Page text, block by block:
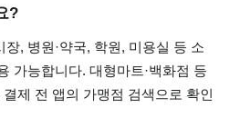
?
, 병원·약국, 학원, 미용실 등 소
가능합니다. 대형마트·백화점 등
제 전 앱의 가맹점 검색으로 확인